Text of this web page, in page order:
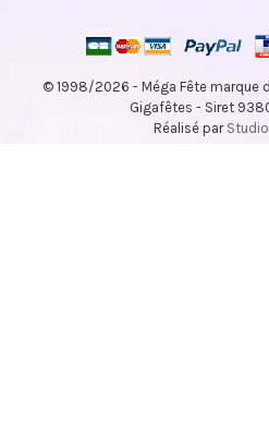
© 1998/2026 - Méga Fête marque
Gigafêtes - Siret
Réalisé par